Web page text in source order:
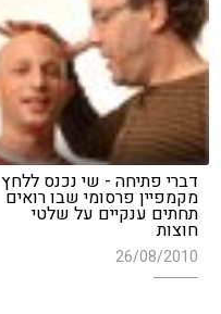
דברי פתיחה - שי נכנס ללחץ
מקמפיין פרסומי שבו רואים
תחתים ענקיים על שלטי
חוצות
26/08/2010